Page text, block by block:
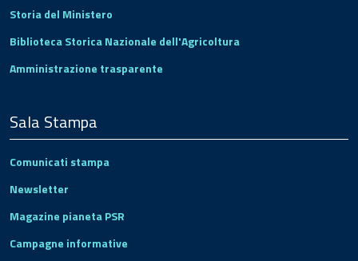
Storia del Ministero
Biblioteca Storica Nazionale dell'Agricoltura
Amministrazione trasparente
Sala Stampa
Comunicati stampa
Newsletter
Magazine pianeta PSR
Campagne informative